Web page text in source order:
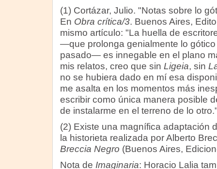
(1) Cortázar, Julio. "Notas sobre lo
En Obra crítica/3. Buenos Aires,
mismo artículo: "La huella de
—que prolonga genialmente lo
pasado— es innegable en el plano
mis relatos, creo que sin Ligeia, sin
no se hubiera dado en mí esa
me asalta en los momentos más
escribir como única manera posible
de instalarme en el terreno de lo
(2) Existe una magnífica adaptación
la historieta realizada por Alberto
Breccia Negro (Buenos Aires,
Nota de Imaginaria: Horacio Lalia